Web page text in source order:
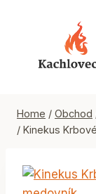
Home / Obchod
/ Kinekus